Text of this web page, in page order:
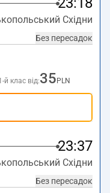
Східни
Без пересадок
й клас від:35 PLN
23:37
Східни
Без пересадок